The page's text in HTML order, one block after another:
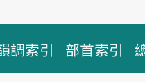
調索引 部首索引